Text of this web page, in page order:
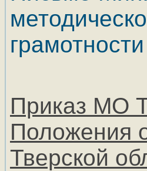
грамотности
Приказ МО
Положения
Тверской